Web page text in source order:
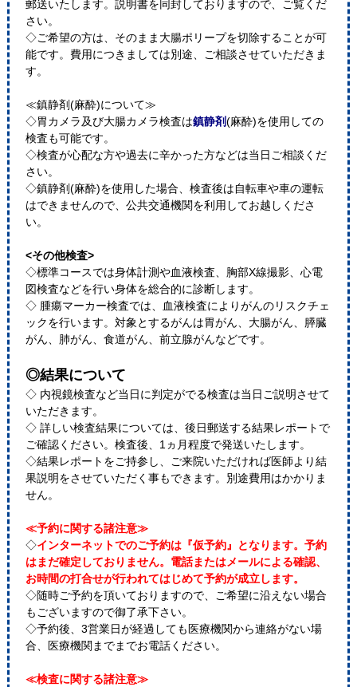
郵送いたします。説明書を同封しておりますので、ご覧くだ
さい。
◇ご希望の方は、そのまま大腸ポリープを切除することが可
能です。費用につきましては別途、ご相談させていただきま
す。
≪鎮静剤(麻酔)について≫
◇胃カメラ及び大腸カメラ検査は鎮静剤(麻酔)を使用しての
検査も可能です。
◇検査が心配な方や過去に辛かった方などは当日ご相談くだ
さい。
◇鎮静剤(麻酔)を使用した場合、検査後は自転車や車の運転
はできませんので、公共交通機関を利用してお越しくださ
い。
<その他検査>
◇標準コースでは身体計測や血液検査、胸部X線撮影、心電
図検査などを行い身体を総合的に診断します。
◇ 腫瘍マーカー検査では、血液検査によりがんのリスクチェ
ックを行います。対象とするがんは胃がん、大腸がん、膵臓
がん、肺がん、食道がん、前立腺がんなどです。
◎結果について
◇ 内視鏡検査など当日に判定がでる検査は当日ご説明させて
いただきます。
◇ 詳しい検査結果については、後日郵送する結果レポートで
ご確認ください。検査後、1ヵ月程度で発送いたします。
◇結果レポートをご持参し、ご来院いただければ医師より結
果説明をさせていただく事もできます。別途費用はかかりま
せん。
≪予約に関する諸注意≫
◇インターネットでのご予約は『仮予約』となります。予約
はまだ確定しておりません。電話またはメールによる確認、
お時間の打合せが行われてはじめて予約が成立します。
◇随時ご予約を頂いておりますので、ご希望に沿えない場合
もございますので御了承下さい。
◇予約後、3営業日が経過しても医療機関から連絡がない場
合、医療機関までまでお電話ください。
≪検査に関する諸注意≫